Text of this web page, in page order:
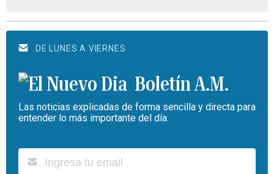
DE LUNES A VIERNES
Boletín A.M.
Las noticias explicadas de forma sencilla y directa para
entender lo más importante del día.